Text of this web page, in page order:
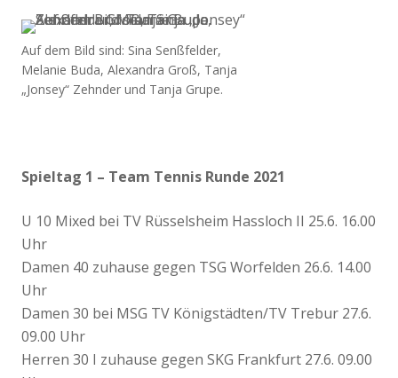
Auf dem Bild sind: Sina Senßfelder,
Melanie Buda, Alexandra Groß, Tanja
„Jonsey“ Zehnder und Tanja Grupe.
Spieltag 1 – Team Tennis Runde 2021
U 10 Mixed bei TV Rüsselsheim Hassloch II 25.6. 16.00
Uhr
Damen 40 zuhause gegen TSG Worfelden 26.6. 14.00
Uhr
Damen 30 bei MSG TV Königstädten/TV Trebur 27.6.
09.00 Uhr
Herren 30 I zuhause gegen SKG Frankfurt 27.6. 09.00